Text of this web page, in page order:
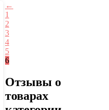
←
1
2
3
4
5
6
Отзывы о
товарах